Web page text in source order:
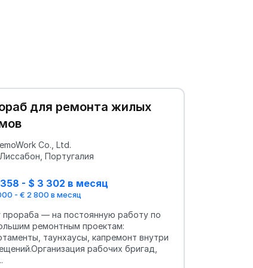
для ремонта жилых
Co., Ltd.
Лиссабон, Португалия
- $ 3 302 в месяц
- € 2 800 в месяц
— на постоянную работу по
ремонтным проектам:
таунхаусы, капремонт внутри
рабочих бригад,